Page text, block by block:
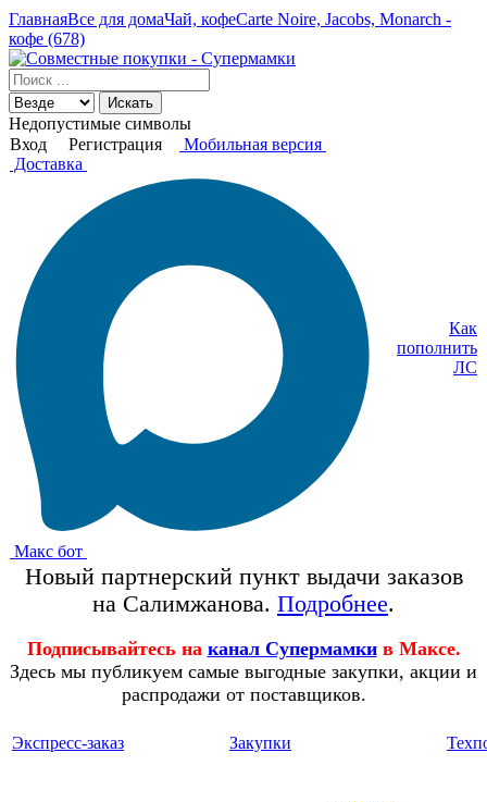
ГлавнаяВсе для домаЧай, кофеCarte Noire, Jacobs, Monarch -
кофе (678)
Искать
Недопустимые символы
Вход
Регистрация
Мобильная версия
Доставка
Макс бот
Как
пополнить
ЛС
Новый партнерский пункт выдачи заказов
на Салимжанова. Подробнее.
Подписывайтесь на канал Супермамки в Максе.
Здесь мы публикуем самые выгодные закупки, акции и
распродажи от поставщиков.
Экспресс-заказ Закупки